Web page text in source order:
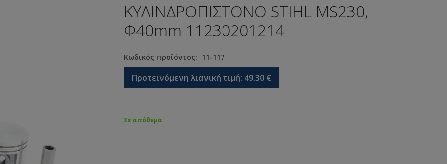
ΚΥΛΙΝΔΡΟΠΙΣΤΟΝΟ STIHL MS230,
Φ40mm 11230201214
Κωδικός προϊόντος: 11-117
Προτεινόμενη λιανική τιμή: 49.30 €
Σε απόθεμα